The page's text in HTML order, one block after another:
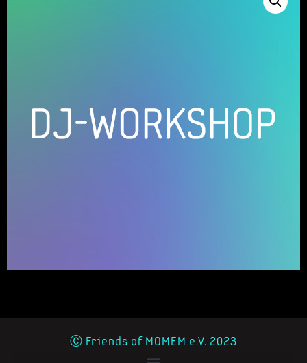
Ⓒ Friends of MOMEM e.V. 2023